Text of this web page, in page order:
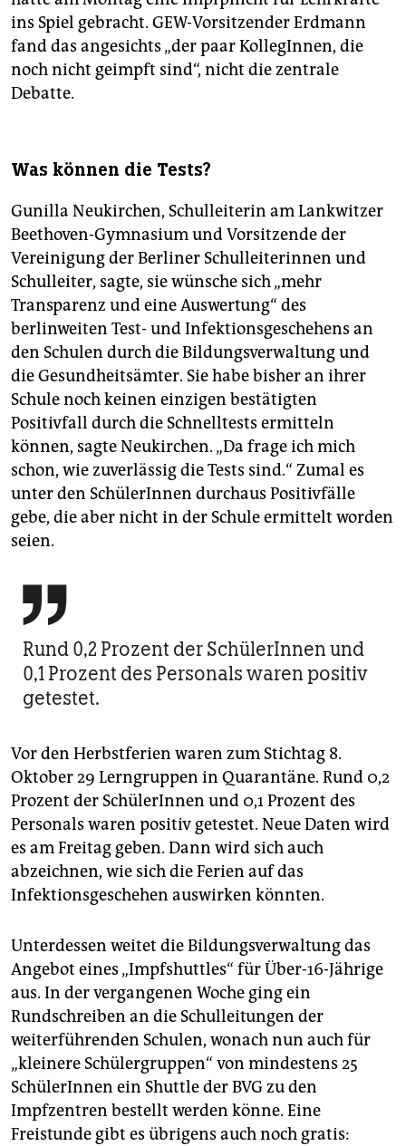
ins Spiel gebracht. GEW-Vorsitzender Erdmann
fand das angesichts „der paar KollegInnen, die
noch nicht geimpft sind“, nicht die zentrale
Debatte.
Was können die Tests?
Gunilla Neukirchen, Schulleiterin am Lankwitzer
Beethoven-Gymnasium und Vorsitzende der
Vereinigung der Berliner Schulleiterinnen und
Schulleiter, sagte, sie wünsche sich „mehr
Transparenz und eine Auswertung“ des
berlinweiten Test- und Infektionsgeschehens an
den Schulen durch die Bildungsverwaltung und
die Gesundheitsämter. Sie habe bisher an ihrer
Schule noch keinen einzigen bestätigten
Positivfall durch die Schnelltests ermitteln
können, sagte Neukirchen. „Da frage ich mich
schon, wie zuverlässig die Tests sind.“ Zumal es
unter den SchülerInnen durchaus Positivfälle
gebe, die aber nicht in der Schule ermittelt worden
seien.

Rund 0,2 Prozent der SchülerInnen und
0,1 Prozent des Personals waren positiv
getestet.
Vor den Herbstferien waren zum Stichtag 8.
Oktober 29 Lerngruppen in Quarantäne. Rund 0,2
Prozent der SchülerInnen und 0,1 Prozent des
Personals waren positiv getestet. Neue Daten wird
es am Freitag geben. Dann wird sich auch
abzeichnen, wie sich die Ferien auf das
Infektionsgeschehen auswirken könnten.
Unterdessen weitet die Bildungsverwaltung das
Angebot eines „Impfshuttles“ für Über-16-Jährige
aus. In der vergangenen Woche ging ein
Rundschreiben an die Schulleitungen der
weiterführenden Schulen, wonach nun auch für
„kleinere Schülergruppen“ von mindestens 25
SchülerInnen ein ­Shuttle der BVG zu den
Impfzentren bestellt werden könne. Eine
Freistunde gibt es übrigens auch noch gratis: